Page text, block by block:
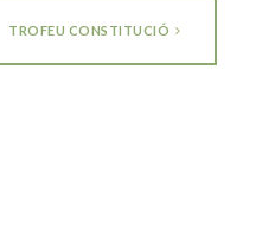
TROFEU CONSTITUCIÓ